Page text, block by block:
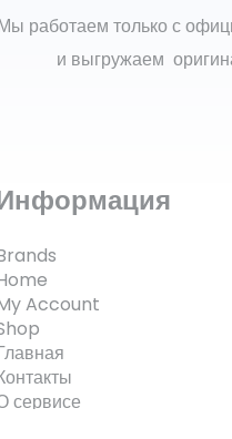
работаем только с
и выгружаем
Account
сервисе